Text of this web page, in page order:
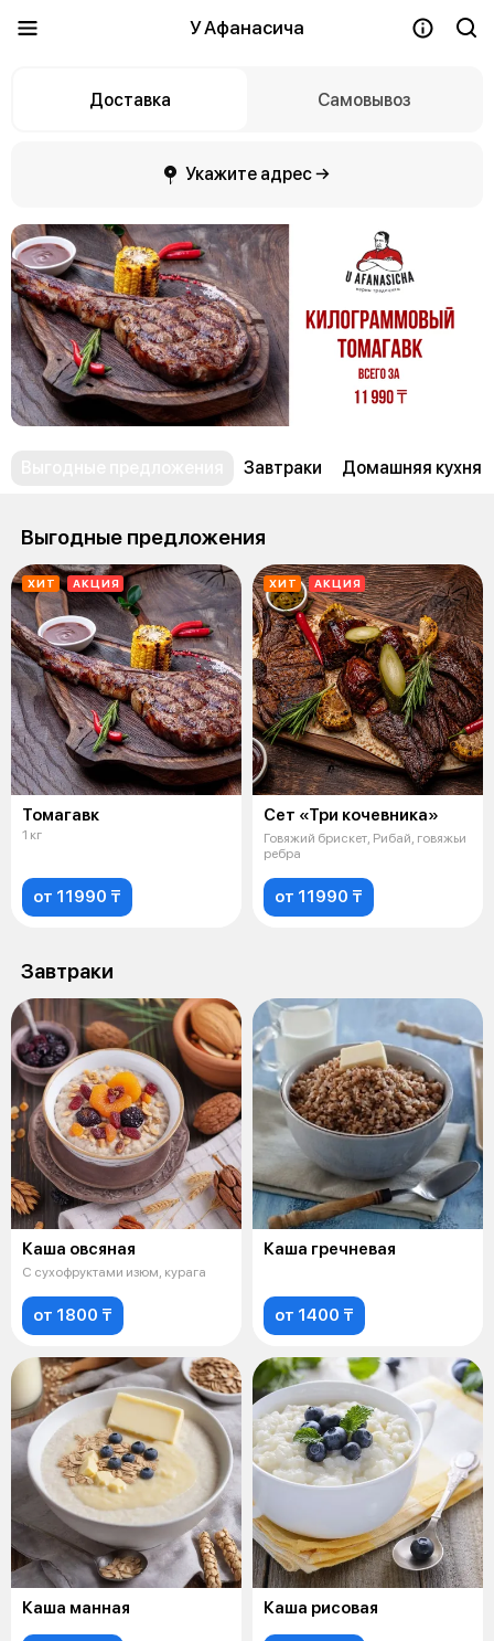
У Афанасича
Доставка Самовывоз
Укажите адрес →
Завтраки Домашняя кухня
Выгодные предложения
ХИТ АКЦИЯ
Томагавк
1 кг
от 11990 ₸
ХИТ АКЦИЯ
Сет «Три кочевника»
Говяжий брискет, Рибай, говяжьи
ребра
от 11990 ₸
Завтраки
Каша овсяная
С сухофруктами изюм, курага
от 1800 ₸
Каша гречневая
от 1400 ₸
Каша манная Каша рисовая